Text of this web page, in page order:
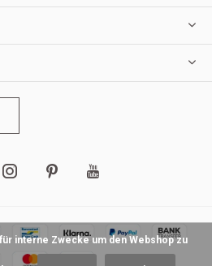
interne Zwecke um den Webshop zu